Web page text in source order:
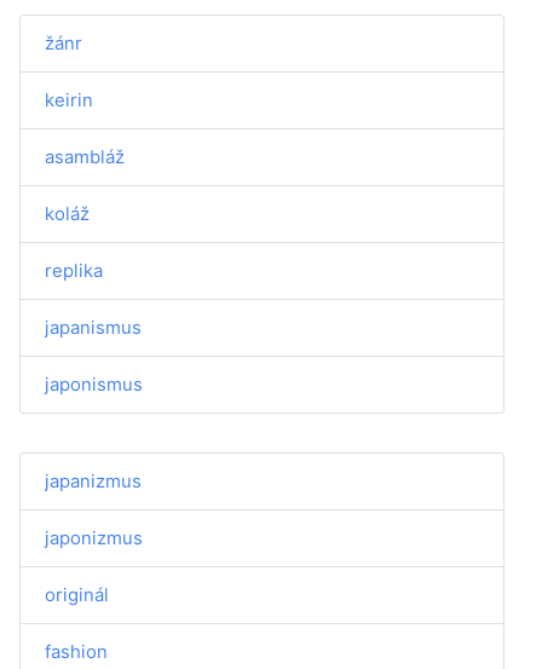
žánr
keirin
asambláž
koláž
replika
japanismus
japonismus
japanizmus
japonizmus
originál
fashion